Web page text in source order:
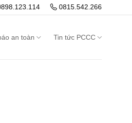
0815.542.266
an toàn Tin tức PCCC